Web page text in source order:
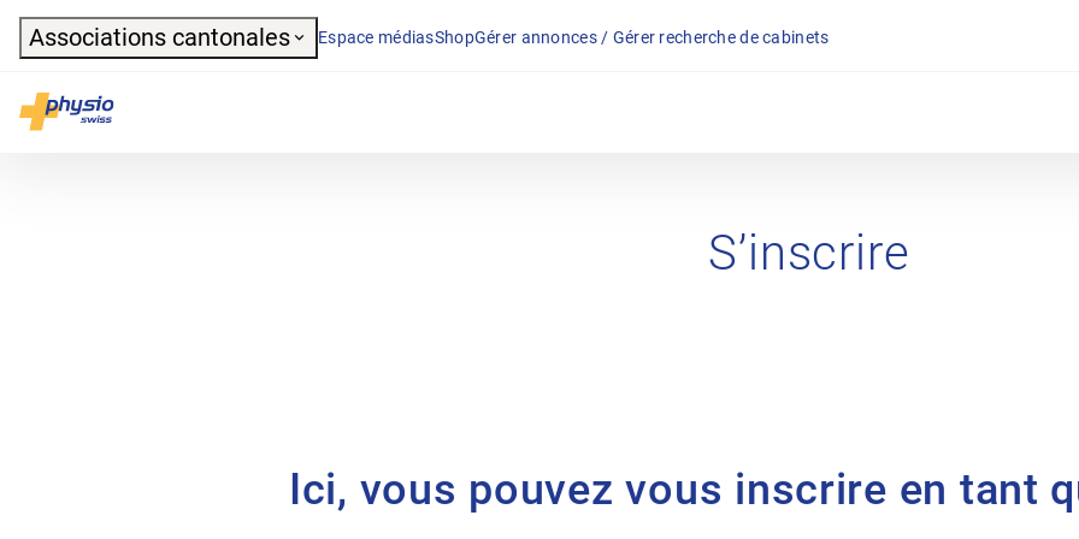
Header
Associations cantonales Espace médiasShopGérer annonces / Gérer recherche de cabinets
Physioswiss
Navigation principale
S’inscrire
Ici, vous pouvez vous inscrire en tant